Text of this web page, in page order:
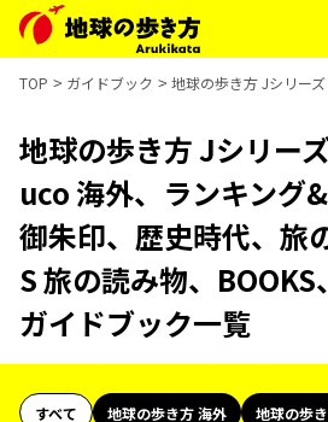
TOP ガイドブック 地球の歩き方 Jシリー
地球の歩き方 Jシリー
uco 海外、ランキング&
御朱印、歴史時代、旅
S 旅の読み物、
ガイドブック一覧
すべて 地球の歩き方 海外
地球の歩